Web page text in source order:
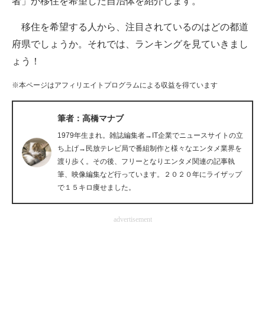
ビジネスと働き方のヒント
AI活用のいまが分かる
マーケ×ITの今がよく分かる
企業向けIT製品の総合サイト
IT製品の技術・比較・事例
製造業のIT導入・活用を支援
移住を希望する人から、注目されているのはどの都道
府県でしょうか。それでは、ランキングを見ていきまし
ょう！
※本ページはアフィリエイトプログラムによる収益を得ています
筆者：高橋マナブ
1979年生まれ。雑誌編集者→IT企業でニュースサイトの立
ち上げ→民放テレビ局で番組制作と様々なエンタメ業界を
渡り歩く。その後、フリーとなりエンタメ関連の記事執
筆、映像編集など行っています。２０２０年にライザップ
で１５キロ痩せました。
advertisement